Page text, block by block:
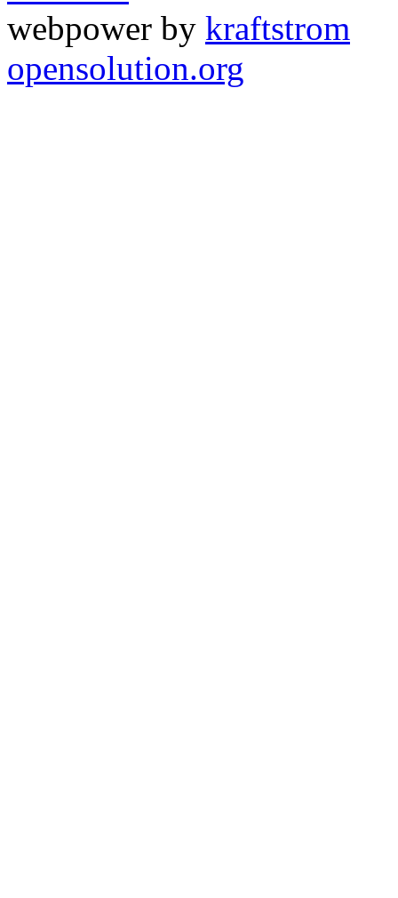
webpower by kraftstrom
opensolution.org